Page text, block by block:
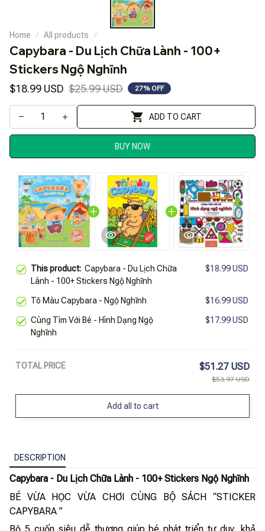
Home All products
Capybara - Du Lịch Chữa Lành - 100+
Stickers Ngộ Nghĩnh
$18.99 USD $25.99 USD 27% OFF
ADD TO CART
BUY NOW
This product: Capybara - Du Lịch Chữa
Lành - 100+ Stickers Ngộ Nghĩnh
$18.99 USD
Tô Màu Capybara - Ngộ Nghĩnh $16.99 USD
Cùng Tìm Với Bé - Hình Dạng Ngộ
Nghĩnh
$17.99 USD
TOTAL PRICE $51.27 USD
$53.97 USD
Add all to cart
DESCRIPTION
Capybara - Du Lịch Chữa Lành - 100+ Stickers Ngộ Nghĩnh
BÉ VỪA HỌC VỪA CHƠI CÙNG BỘ SÁCH “STICKER
CAPYBARA ”